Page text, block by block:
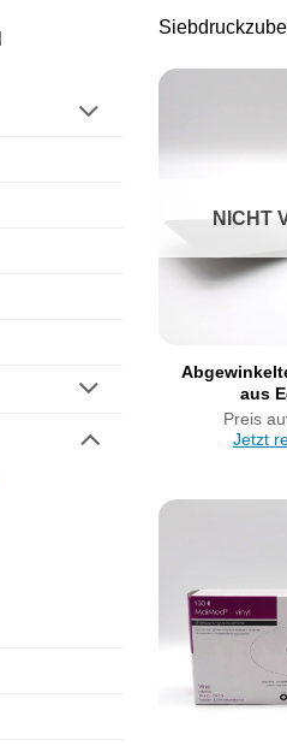
NICHT
aus
Preis
Jetzt